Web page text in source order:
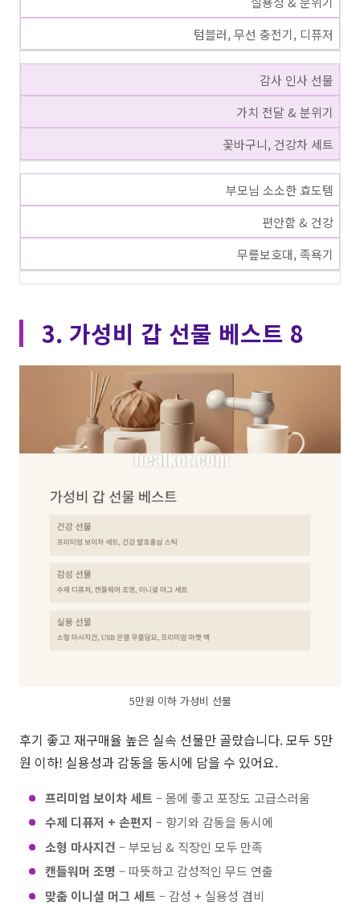
텀블러, 무선 충전기, 디퓨저
감사 인사 선물
가치 전달 & 분위기
꽃바구니, 건강차 세트
부모님 소소한 효도템
편안함 & 건강
무릎보호대, 족욕기
3. 가성비 갑 선물 베스트 8
5만원 이하 가성비 선물
후기 좋고 재구매율 높은 실속 선물만 골랐습니다. 모두 5만
원 이하! 실용성과 감동을 동시에 담을 수 있어요.
프리미엄 보이차 세트 – 몸에 좋고 포장도 고급스러움
수제 디퓨저 + 손편지 – 향기와 감동을 동시에
소형 마사지건 – 부모님 & 직장인 모두 만족
캔들워머 조명 – 따뜻하고 감성적인 무드 연출
맞춤 이니셜 머그 세트 – 감성 + 실용성 겸비